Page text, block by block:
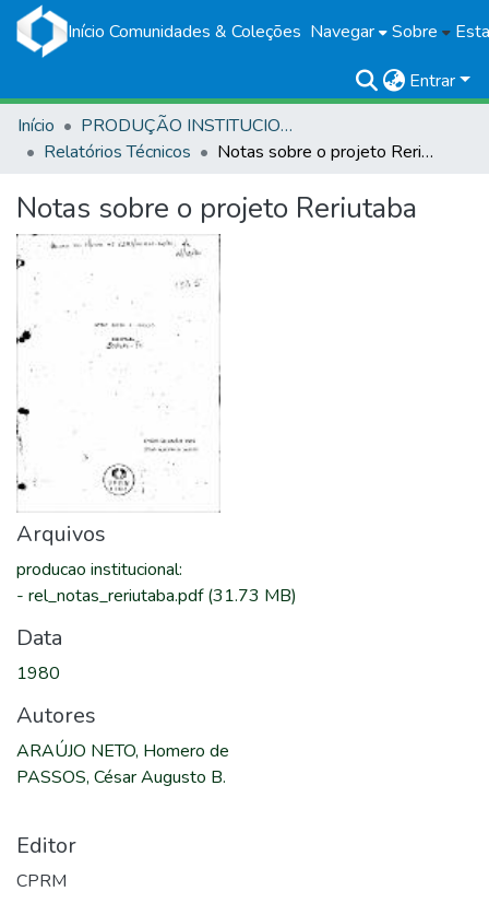
Início Comunidades & Coleções Navegar Sobre
Entrar
Início
PRODUÇÃO INSTITUCIONAL
Relatórios Técnicos
Notas sobre o projeto Reriutaba
Notas sobre o projeto Reriutaba
Arquivos
producao institucional:
- rel_notas_reriutaba.pdf(31.73 MB)
Data
1980
Autores
ARAÚJO NETO, Homero de
PASSOS, César Augusto B.
Editor
CPRM